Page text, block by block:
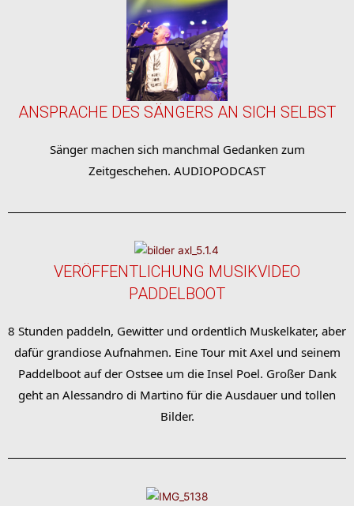
ANSPRACHE DES SÄNGERS AN SICH SELBST
Sänger machen sich manchmal Gedanken zum
Zeitgeschehen. AUDIOPODCAST
VERÖFFENTLICHUNG MUSIKVIDEO
PADDELBOOT
8 Stunden paddeln, Gewitter und ordentlich Muskelkater, aber
dafür grandiose Aufnahmen. Eine Tour mit Axel und seinem
Paddelboot auf der Ostsee um die Insel Poel. Großer Dank
geht an Alessandro di Martino für die Ausdauer und tollen
Bilder.